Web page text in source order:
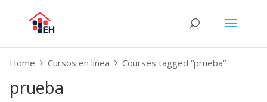
Home Cursos en línea Courses tagged “prueba”
prueba